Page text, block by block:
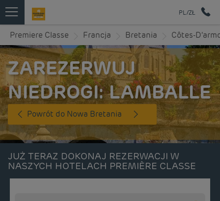
PL/ZŁ
Premiere Classe Francja Bretania Côtes-
ZAREZERWUJ
NIEDROGI: LAMBALLE
Powrót do Nowa Bretania
JUŻ TERAZ DOKONAJ REZERWACJI W
NASZYCH HOTELACH PREMIÈRE CLASSE